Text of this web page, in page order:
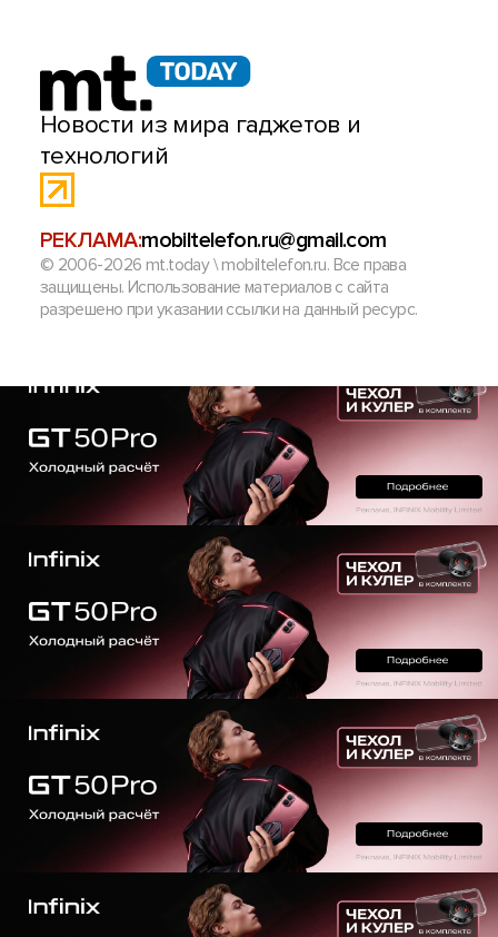
Новости из мира гаджетов и
технологий
РЕКЛАМА:mobiltelefon.ru@gmail.com
© 2006-2026 mt.today \ mobiltelefon.ru. Все права
защищены. Использование материалов с сайта
разрешено при указании ссылки на данный ресурс.